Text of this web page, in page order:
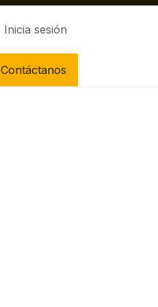
Inicia sesión
Contáctanos